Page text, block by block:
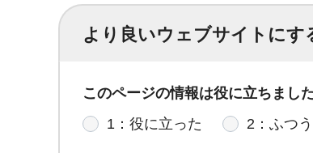
より良いウェブサイトに
このページの情報は役に立ちまし
1：役に立った
2：ふつう